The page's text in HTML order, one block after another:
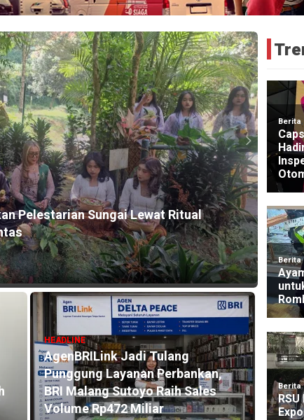
Pelestarian Sungai Lewat Ritual
HEADLINE
AgenBRILink Jadi Tulang
Punggung Layanan Perbankan,
BRI Malang Sutoyo Raih Sales
Volume Rp472 Miliar
2026
1 day
BRI